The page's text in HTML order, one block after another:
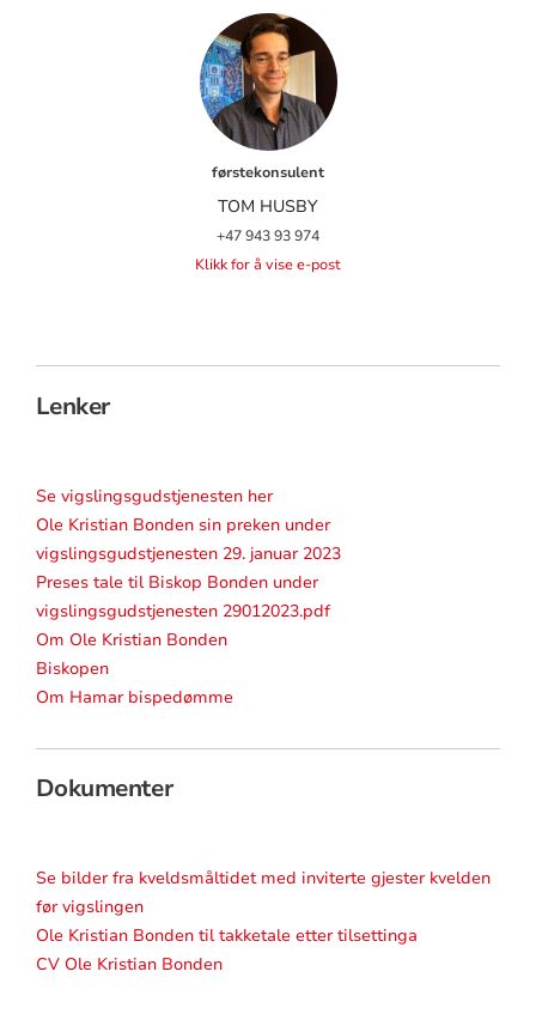
førstekonsulent
TOM HUSBY
+47 943 93 974
Klikk for å vise e-post
Lenker
Se vigslingsgudstjenesten her
Ole Kristian Bonden sin preken under
vigslingsgudstjenesten 29. januar 2023
Preses tale til Biskop Bonden under
vigslingsgudstjenesten 29012023.pdf
Om Ole Kristian Bonden
Biskopen
Om Hamar bispedømme
Dokumenter
Se bilder fra kveldsmåltidet med inviterte gjester kvelden
før vigslingen
Ole Kristian Bonden til takketale etter tilsettinga
CV Ole Kristian Bonden